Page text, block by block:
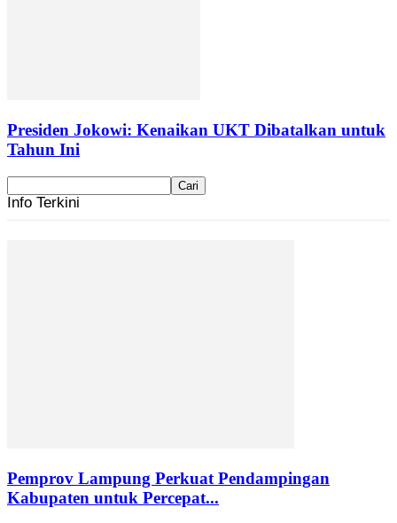
Presiden Jokowi: Kenaikan UKT Dibatalkan untuk
Tahun Ini
Info Terkini
Pemprov Lampung Perkuat Pendampingan
Kabupaten untuk Percepat...